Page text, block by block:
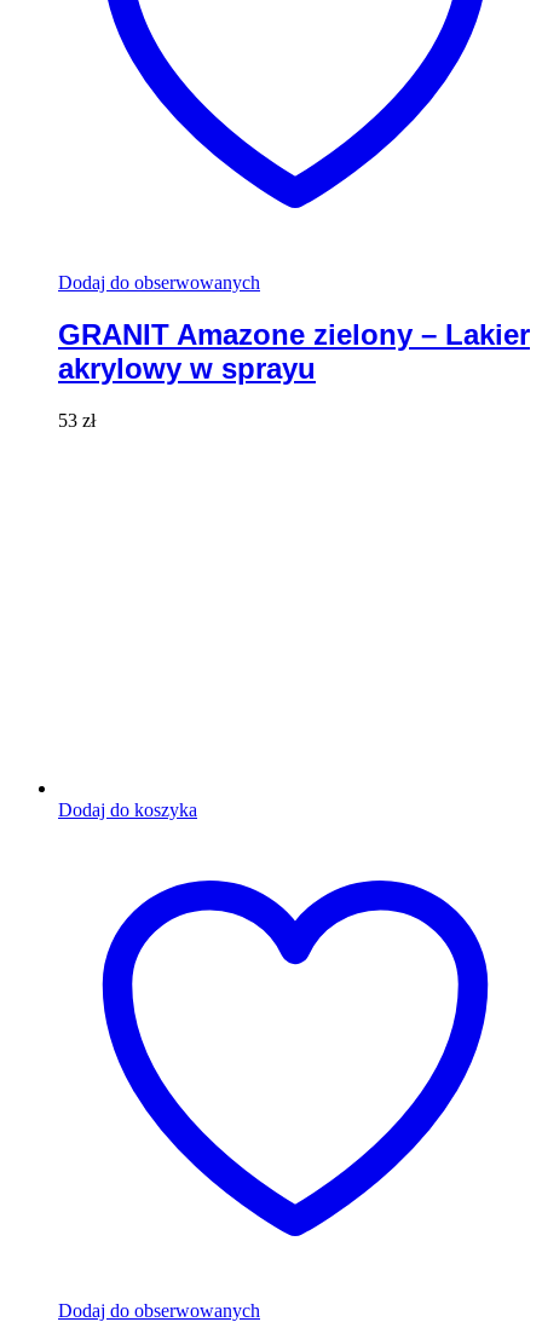
Dodaj do obserwowanych
GRANIT Amazone zielony – Lakier
akrylowy w sprayu
53 zł
Dodaj do koszyka
Dodaj do obserwowanych